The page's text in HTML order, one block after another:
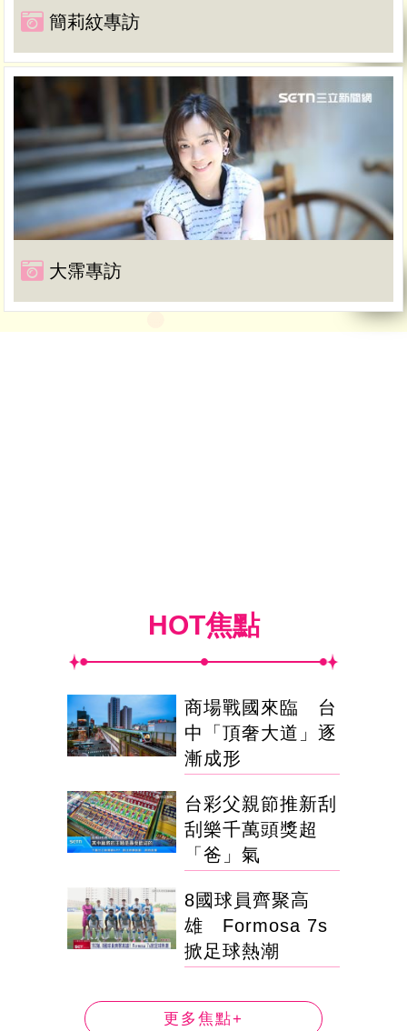
簡莉紋專訪
大霈專訪
HOT焦點
商場戰國來臨 台
中「頂奢大道」逐
漸成形
台彩父親節推新刮
刮樂千萬頭獎超
「爸」氣
8國球員齊聚高
雄 Formosa 7s
掀足球熱潮
更多焦點+